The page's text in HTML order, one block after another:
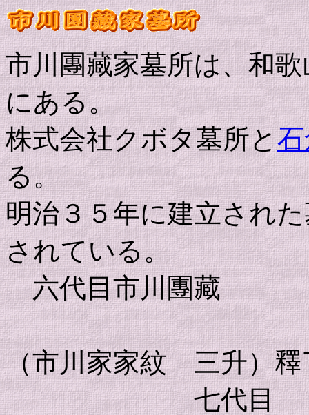
市川團藏家墓所は、和
にある。
株式会社クボタ墓所と
る。
明治３５年に建立され
されている。
六代目市川團藏
釋尼
（市川家家紋 三升）釋
七代目 釋